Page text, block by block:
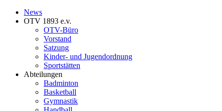
News
OTV 1893 e.v.
OTV-Büro
Vorstand
Satzung
Kinder- und Jugendordnung
Sportstätten
Abteilungen
Badminton
Basketball
Gymnastik